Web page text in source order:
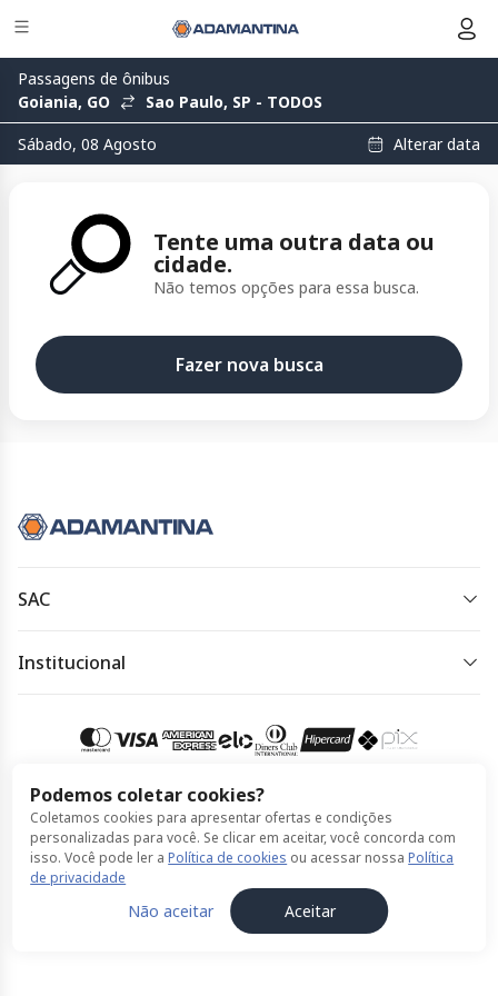
Passagens de ônibus
Goiania, GO
Sao Paulo, SP - TODOS
Sábado, 08 Agosto
Alterar data
Tente uma outra data ou
cidade.
Não temos opções para essa busca.
Fazer nova busca
Podemos coletar cookies?
Coletamos cookies para apresentar ofertas e condições
personalizadas para você. Se clicar em aceitar, você concorda com
isso. Você pode ler aPolítica de cookies ou acessar nossaPolítica
de privacidade
Não aceitar Aceitar
SAC
Horário de atendimento:
Institucional
Política de Cookies
Compra 100% segura
© Expresso Adamantina feito por ClickBus 2026
Política de Cookies Termos de Uso